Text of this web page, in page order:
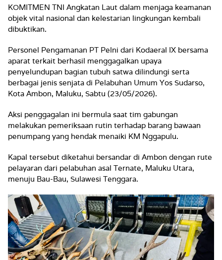
KOMITMEN TNI Angkatan Laut dalam menjaga keamanan
objek vital nasional dan kelestarian lingkungan kembali
dibuktikan.
Personel Pengamanan PT Pelni dari Kodaeral IX bersama
aparat terkait berhasil menggagalkan upaya
penyelundupan bagian tubuh satwa dilindungi serta
berbagai jenis senjata di Pelabuhan Umum Yos Sudarso,
Kota Ambon, Maluku, Sabtu (23/05/2026).
Aksi penggagalan ini bermula saat tim gabungan
melakukan pemeriksaan rutin terhadap barang bawaan
penumpang yang hendak menaiki KM Nggapulu.
Kapal tersebut diketahui bersandar di Ambon dengan rute
pelayaran dari pelabuhan asal Ternate, Maluku Utara,
menuju Bau-Bau, Sulawesi Tenggara.